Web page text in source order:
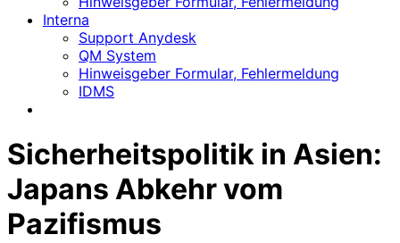
Interna
Support Anydesk
QM System
Hinweisgeber Formular, Fehlermeldung
IDMS
Sicherheitspolitik in Asien:
Japans Abkehr vom
Pazifismus